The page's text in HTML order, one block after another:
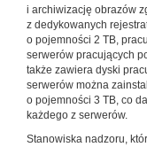
i archiwizację obrazów
z dedykowanych
o pojemności 2 TB,
serwerów pracujących
także zawiera dyski
serwerów można
o pojemności 3 TB, co
każdego z serwerów.
Stanowiska nadzoru,